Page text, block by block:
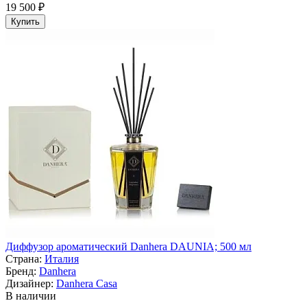
19 500 ₽
Купить
Диффузор ароматический Danhera DAUNIA; 500 мл
Страна: Италия
Бренд: Danhera
Дизайнер: Danhera Casa
В наличии